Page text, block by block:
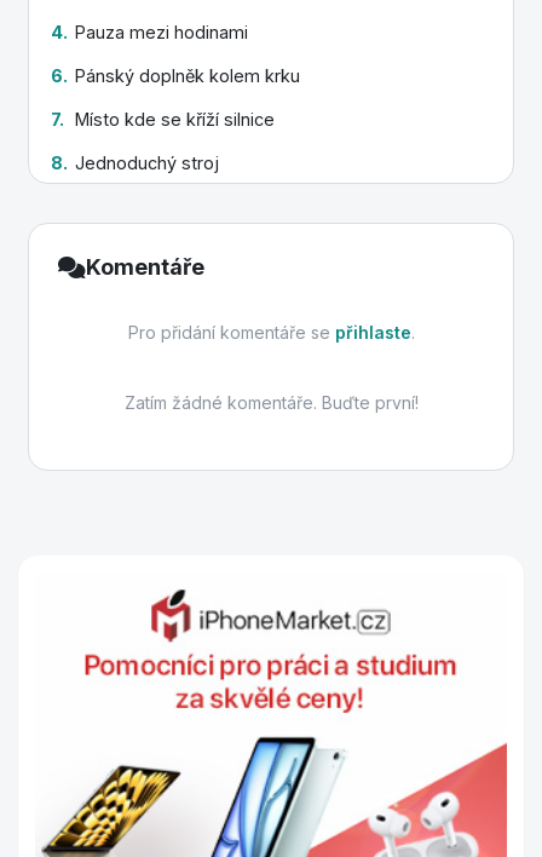
4. Pauza mezi hodinami
6. Pánský doplněk kolem krku
7. Místo kde se kříží silnice
8. Jednoduchý stroj
Komentáře
Pro přidání komentáře se přihlaste.
Zatím žádné komentáře. Buďte první!